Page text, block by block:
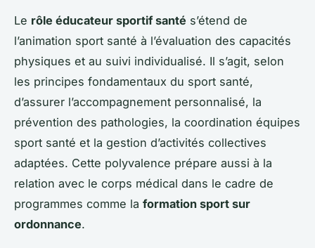
Le rôle éducateur sportif santé s’étend de
l’animation sport santé à l’évaluation des capacités
physiques et au suivi individualisé. Il s’agit, selon
les principes fondamentaux du sport santé,
d’assurer l’accompagnement personnalisé, la
prévention des pathologies, la coordination équipes
sport santé et la gestion d’activités collectives
adaptées. Cette polyvalence prépare aussi à la
relation avec le corps médical dans le cadre de
programmes comme la formation sport sur
ordonnance.